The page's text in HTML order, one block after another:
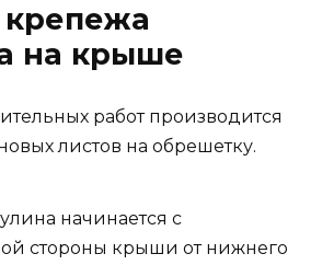
на крыше
работ производится
листов на обрешетку.
начинается с
стороны крыши от нижнего